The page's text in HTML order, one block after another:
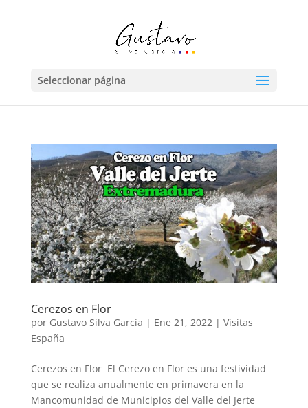
Seleccionar página
Cerezos en Flor
por Gustavo Silva García | Ene 21, 2022 | Visitas
España
Cerezos en Flor El Cerezo en Flor es una festividad
que se realiza anualmente en primavera en la
Mancomunidad de Municipios del Valle del Jerte